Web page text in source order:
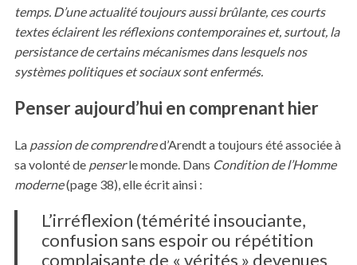
temps. D’une actualité toujours aussi brûlante, ces courts
textes éclairent les réflexions contemporaines et, surtout, la
persistance de certains mécanismes dans lesquels nos
systèmes politiques et sociaux sont enfermés.
Penser aujourd’hui en comprenant hier
La passion de comprendred’Arendt a toujours été associée à
sa volonté de penserle monde. Dans Condition de l’Homme
moderne(page 38), elle écrit ainsi :
L’irréflexion (témérité insouciante,
confusion sans espoir ou répétition
complaisante de « vérités » devenues